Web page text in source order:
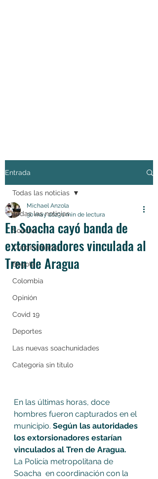
Entrada
Todas las noticias
Soacha
Cundinamarca
Bogotá
Colombia
Opinión
Covid 19
Deportes
Las nuevas soachunidades
Categoría sin título
Todas las noticias
En Soacha cayó banda de
extorsionadores vinculada al
Tren de Aragua
Michael Anzola
30 may 20231 min de lectura
En las últimas horas, doce
hombres fueron capturados en el
municipio. Según las autoridades
los extorsionadores estarían
vinculados al Tren de Aragua.
La Policía metropolitana de
Soacha  en coordinación con la